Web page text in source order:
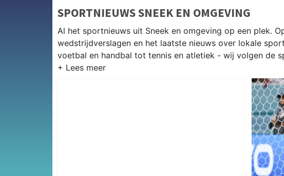
SPORTNIEUWS SNEEK EN OMGEVING
Al het sportnieuws uit Sneek en omgeving op een plek.
wedstrijdverslagen en het laatste nieuws over lokale
voetbal en handbal tot tennis en atletiek - wij volgen de
Van SC Sneek en ZWG Sneek tot zeilen tijdens
sport in Sneek is onlosmakelijk verbonden met het